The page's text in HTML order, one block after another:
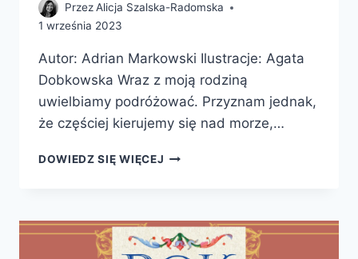
PrzezAlicja Szalska-Radomska
1 września 2023
Autor: Adrian Markowski Ilustracje: Agata
Dobkowska Wraz z moją rodziną
uwielbiamy podróżować. Przyznam jednak,
że częściej kierujemy się nad morze,…
DOWIEDZ SIĘ WIĘCEJ BIESZCZADY.
I
DUŻYCH
ODKRYWCÓW